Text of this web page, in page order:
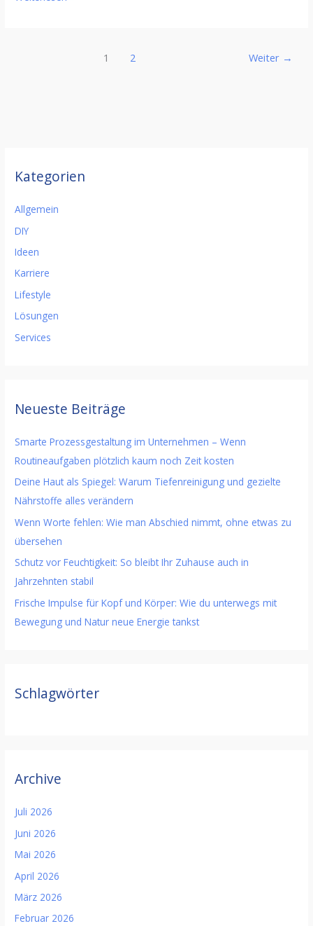
1 2 Weiter →
Kategorien
Allgemein
DIY
Ideen
Karriere
Lifestyle
Lösungen
Services
Neueste Beiträge
Smarte Prozessgestaltung im Unternehmen – Wenn
Routineaufgaben plötzlich kaum noch Zeit kosten
Deine Haut als Spiegel: Warum Tiefenreinigung und gezielte
Nährstoffe alles verändern
Wenn Worte fehlen: Wie man Abschied nimmt, ohne etwas zu
übersehen
Schutz vor Feuchtigkeit: So bleibt Ihr Zuhause auch in
Jahrzehnten stabil
Frische Impulse für Kopf und Körper: Wie du unterwegs mit
Bewegung und Natur neue Energie tankst
Schlagwörter
Archive
Juli 2026
Juni 2026
Mai 2026
April 2026
März 2026
Februar 2026